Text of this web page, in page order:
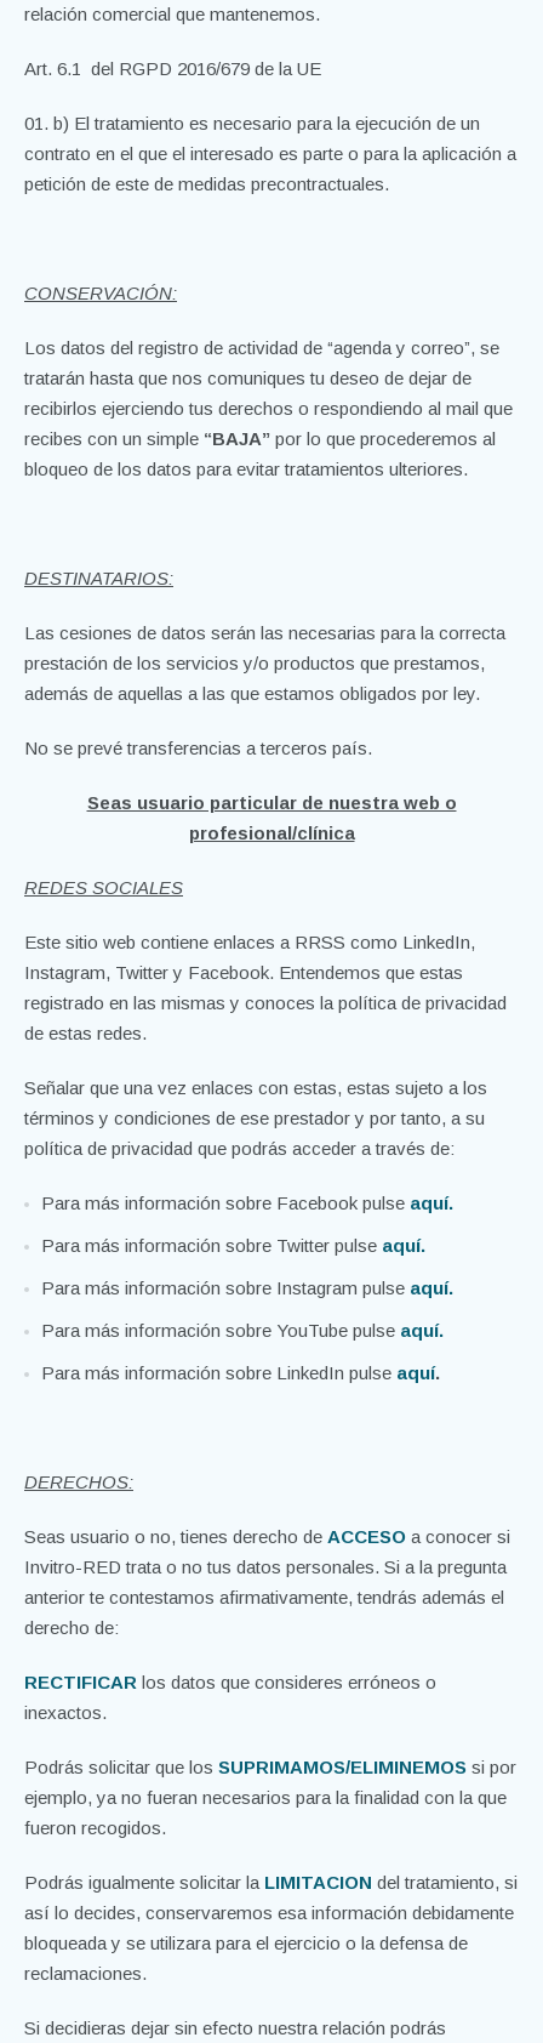
relación comercial que mantenemos.
Art. 6.1 del RGPD 2016/679 de la UE
b) El tratamiento es necesario para la ejecución de un
contrato en el que el interesado es parte o para la aplicación a
petición de este de medidas precontractuales.
CONSERVACIÓN:
Los datos del registro de actividad de “agenda y correo”, se
tratarán hasta que nos comuniques tu deseo de dejar de
recibirlos ejerciendo tus derechos o respondiendo al mail que
recibes con un simple “BAJA” por lo que procederemos al
bloqueo de los datos para evitar tratamientos ulteriores.
DESTINATARIOS:
Las cesiones de datos serán las necesarias para la correcta
prestación de los servicios y/o productos que prestamos,
además de aquellas a las que estamos obligados por ley.
No se prevé transferencias a terceros país.
Seas usuario particular de nuestra web o
profesional/clínica
REDES SOCIALES
Este sitio web contiene enlaces a RRSS como LinkedIn,
Instagram, Twitter y Facebook. Entendemos que estas
registrado en las mismas y conoces la política de privacidad
de estas redes.
Señalar que una vez enlaces con estas, estas sujeto a los
términos y condiciones de ese prestador y por tanto, a su
política de privacidad que podrás acceder a través de:
Para más información sobre Facebook pulse aquí.
Para más información sobre Twitter pulse aquí.
Para más información sobre Instagram pulse aquí.
Para más información sobre YouTube pulse aquí.
Para más información sobre LinkedIn pulse aquí.
DERECHOS:
Seas usuario o no, tienes derecho de ACCESO a conocer si
Invitro-RED trata o no tus datos personales. Si a la pregunta
anterior te contestamos afirmativamente, tendrás además el
derecho de:
RECTIFICAR los datos que consideres erróneos o
inexactos.
Podrás solicitar que los SUPRIMAMOS/ELIMINEMOS si por
ejemplo, ya no fueran necesarios para la finalidad con la que
fueron recogidos.
Podrás igualmente solicitar la LIMITACION del tratamiento, si
así lo decides, conservaremos esa información debidamente
bloqueada y se utilizara para el ejercicio o la defensa de
reclamaciones.
Si decidieras dejar sin efecto nuestra relación podrás